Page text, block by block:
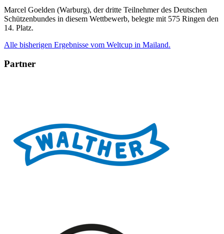
Marcel Goelden (Warburg), der dritte Teilnehmer des Deutschen
Schützenbundes in diesem Wettbewerb, belegte mit 575 Ringen den
14. Platz.
Alle bisherigen Ergebnisse vom Weltcup in Mailand.
Partner